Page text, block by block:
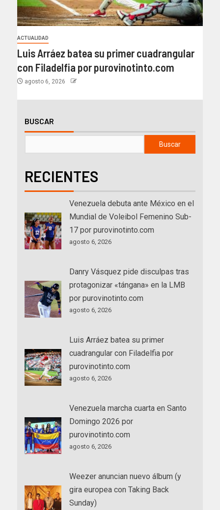
ACTUALIDAD
Luis Arráez batea su primer cuadrangular
con Filadelfia por purovinotinto.com
agosto 6, 2026
BUSCAR
Buscar
RECIENTES
Venezuela debuta ante México en el
Mundial de Voleibol Femenino Sub-
17 por purovinotinto.com
agosto 6, 2026
Danry Vásquez pide disculpas tras
protagonizar «tángana» en la LMB
por purovinotinto.com
agosto 6, 2026
Luis Arráez batea su primer
cuadrangular con Filadelfia por
purovinotinto.com
agosto 6, 2026
Venezuela marcha cuarta en Santo
Domingo 2026 por
purovinotinto.com
agosto 6, 2026
Weezer anuncian nuevo álbum (y
gira europea con Taking Back
Sunday)